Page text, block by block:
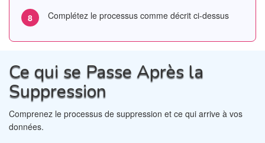
Complétez le processus comme décrit ci-dessus
Ce qui se Passe Après la
Suppression
Comprenez le processus de suppression et ce qui arrive à vos
données.